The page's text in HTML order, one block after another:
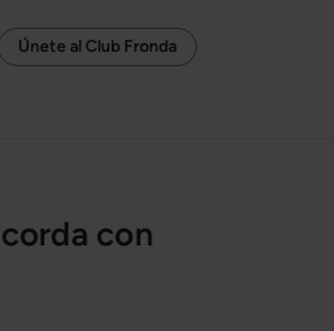
Únete al Club Fronda
con